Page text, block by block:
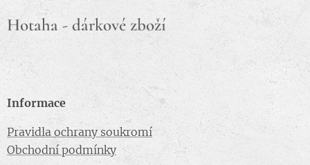
Hotaha - dárkové zboží
Informace
Pravidla ochrany soukromí
Obchodní podmínky